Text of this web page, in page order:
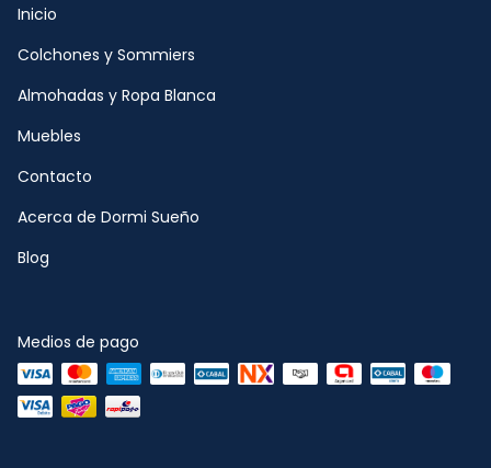
Inicio
Colchones y Sommiers
Almohadas y Ropa Blanca
Muebles
Contacto
Acerca de Dormi Sueño
Blog
Medios de pago